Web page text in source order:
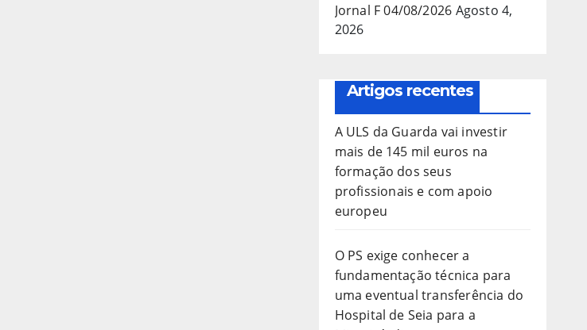
Jornal F 04/08/2026 Agosto 4,
2026
Artigos recentes
A ULS da Guarda vai investir
mais de 145 mil euros na
formação dos seus
profissionais e com apoio
europeu
O PS exige conhecer a
fundamentação técnica para
uma eventual transferência do
Hospital de Seia para a